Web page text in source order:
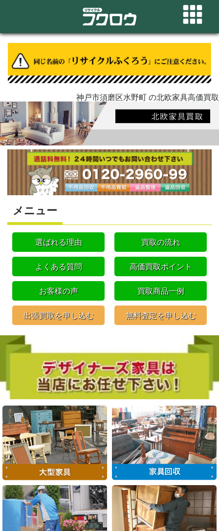
神戸市須磨区水野町 の北欧家具高価買取
メニュー
選ばれる理由 買取の流れ
よくある質問 高価買取ポイント
お客様の声 買取商品一例
出張買取を申し込む 無料査定を申し込む